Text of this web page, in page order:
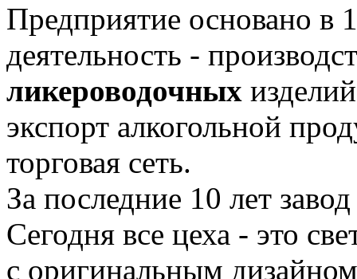
Предприятие основано в
деятельность -
ликероводочных
экспорт алкогольной
торговая сеть.
За последние 10 лет
Сегодня все цеха - это
с оригинальным